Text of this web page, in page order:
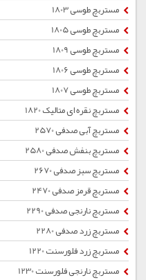
مستربچ طوسی 1803
مستربچ طوسی 1805
مستربچ طوسی 1809
مستربچ طوسی 1806
مستربچ طوسی 1807
مستربچ نقره ای متالیک 1820
مستربچ آبی صدفی 2570
مستربچ بنفش صدفی 2580
مستربچ سبز صدفی 2670
مستربچ قرمز صدفی 2470
مستربچ نارنجی صدفی 2290
مستربچ زرد صدفی 2280
مستربچ زرد فلورسنت 1220
مستربچ نارنجی فلورسنت 1230